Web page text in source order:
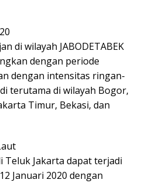
di wilayah JABODETABEK
dengan periode
dengan intensitas ringan-
terutama di wilayah Bogor,
Timur, Bekasi, dan
Teluk Jakarta dapat terjadi
Januari 2020 dengan